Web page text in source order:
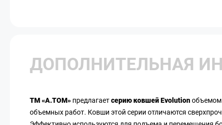
ДОПОЛНИТЕЛЬНАЯ
ТМ «А.ТОМ» предлагаетсерию ковшей Evolutionобъемом
объемных работ. Ковши этой серии отличаются